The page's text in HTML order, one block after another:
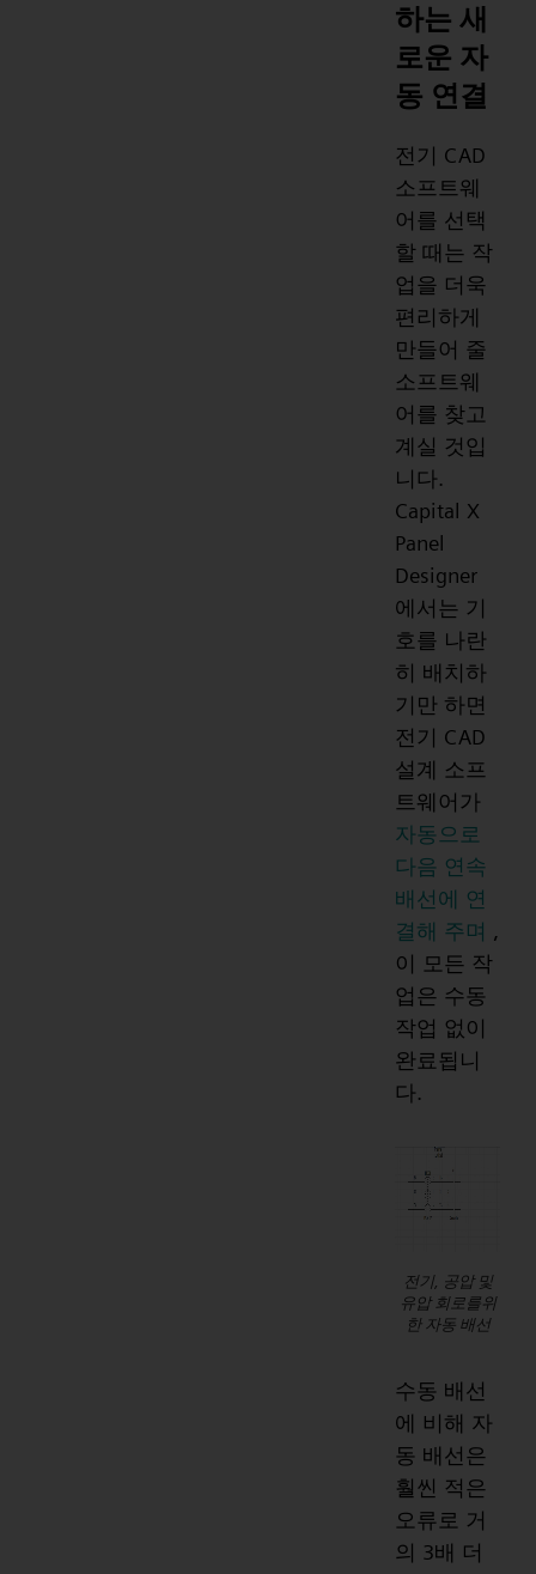
하는 새
로운 자
동 연결
전기 CAD
소프트웨
어를 선택
할 때는 작
업을 더욱
편리하게
만들어 줄
소프트웨
어를 찾고
계실 것입
니다.
Capital X
Panel
Designer
에서는 기
호를 나란
히 배치하
기만 하면
전기 CAD
설계 소프
트웨어가
자동으로
다음 연속
배선에 연
결해 주며 ,
이 모든 작
업은 수동
작업 없이
완료됩니
다.
전기, 공압 및
유압 회로를위
한 자동 배선
수동 배선
에 비해 자
동 배선은
훨씬 적은
오류로 거
의 3배 더